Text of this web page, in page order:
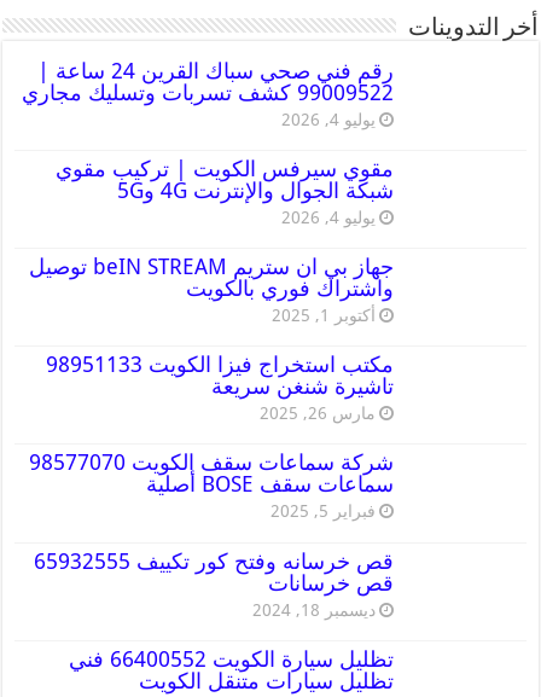
أخر التدوينات
رقم فني صحي سباك القرين 24 ساعة |
99009522 كشف تسربات وتسليك مجاري
يوليو 4, 2026
مقوي سيرفس الكويت | تركيب مقوي
شبكة الجوال والإنترنت 4G و5G
يوليو 4, 2026
جهاز بي ان ستريم beIN STREAM توصيل
واشتراك فوري بالكويت
أكتوبر 1, 2025
مكتب استخراج فيزا الكويت 98951133
تاشيرة شنغن سريعة
مارس 26, 2025
شركة سماعات سقف الكويت 98577070
سماعات سقف BOSE أصلية
فبراير 5, 2025
قص خرسانه وفتح كور تكييف 65932555
قص خرسانات
ديسمبر 18, 2024
تظليل سيارة الكويت 66400552 فني
تظليل سيارات متنقل الكويت